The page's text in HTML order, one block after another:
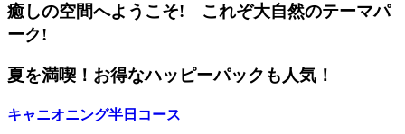
癒しの空間へようこそ! これぞ大自然のテーマパ
ーク!
夏を満喫！お得なハッピーパックも人気！
キャニオニング半日コース